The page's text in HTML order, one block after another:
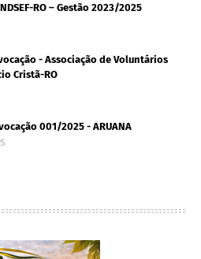
RO – Gestão 2023/2025
- Associação de Voluntários
Cristã-RO
001/2025 - ARUANA